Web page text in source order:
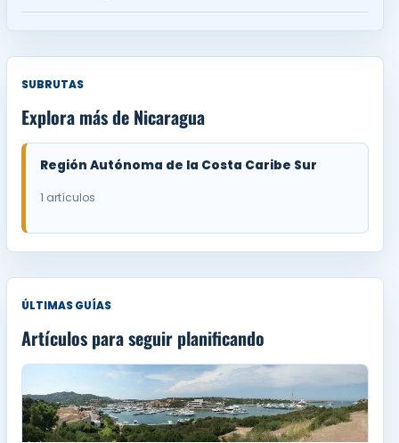
SUBRUTAS
Explora más de Nicaragua
Región Autónoma de la Costa Caribe Sur
1 artículos
ÚLTIMAS GUÍAS
Artículos para seguir planificando